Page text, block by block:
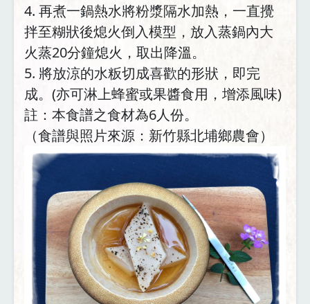
4. 再煮一鍋熱水將粉漿隔水加熱，一直攪
拌至糊狀後熄火倒入模型，放入蒸鍋內大
火蒸20分鐘熄火，取出降溫。
5. 將放涼的水粄切成喜歡的形狀，即完
成。(亦可淋上蜂蜜或果醬食用，增添風味)
註：本食譜之食材為6人份。
（食譜與照片來源：新竹縣北埔鄉農會）